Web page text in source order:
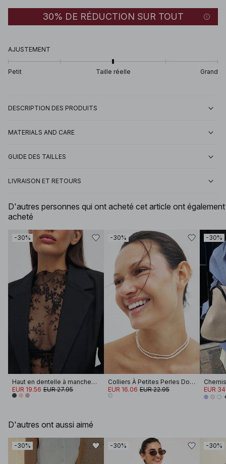
30% DE RÉDUCTION SUR TOUT
AJUSTEMENT
Petit Taille réelle Grand
DESCRIPTION DES PRODUITS
MATERIALS AND CARE
GUIDE DES TAILLES
LIVRAISON ET RETOURS
D'autres personnes qui ont acheté cet article ont également
acheté
-30%
Haut en dentelle à manches longues
EUR 19.56 EUR 27.95
-30%
Colliers À Petites Perles Doubles
EUR 16.06 EUR 22.95
-30%
EUR
D'autres ont aussi aimé
-30% -30% -30%